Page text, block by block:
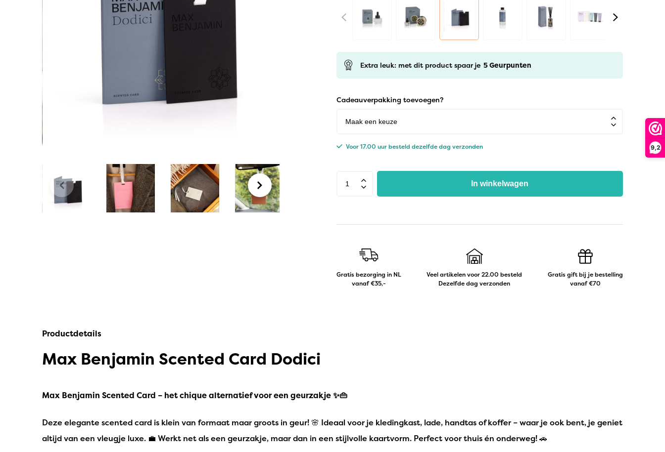
9,2
Village Candle
Horomia Wasparfum
Countryfield Candle
Vellutier
Max Benjamin
Scentmoods
Joeff Muuss
Extra leuk: met dit product spaar je 5Geurpunten
Cadeauverpakking toevoegen?
Voor 17.00 uur besteld dezelfde dag verzonden
In winkelwagen
Gratis bezorging in NL
vanaf €35,-
Veel artikelen voor 22.00 besteld
Dezelfde dag verzonden
Gratis gift bij je bestelling
vanaf €70
Productdetails
Max Benjamin Scented Card Dodici
Max Benjamin Scented Card – het chique alternatief voor een geurzakje ✨👜
Deze elegante scented card is klein van formaat maar groots in geur! 🌸 Ideaal voor je kledingkast, lade, handtas of koffer – waar je ook bent, je geniet
altijd van een vleugje luxe. 💼 Werkt net als een geurzakje, maar dan in een stijlvolle kaartvorm. Perfect voor thuis én onderweg! 🚗